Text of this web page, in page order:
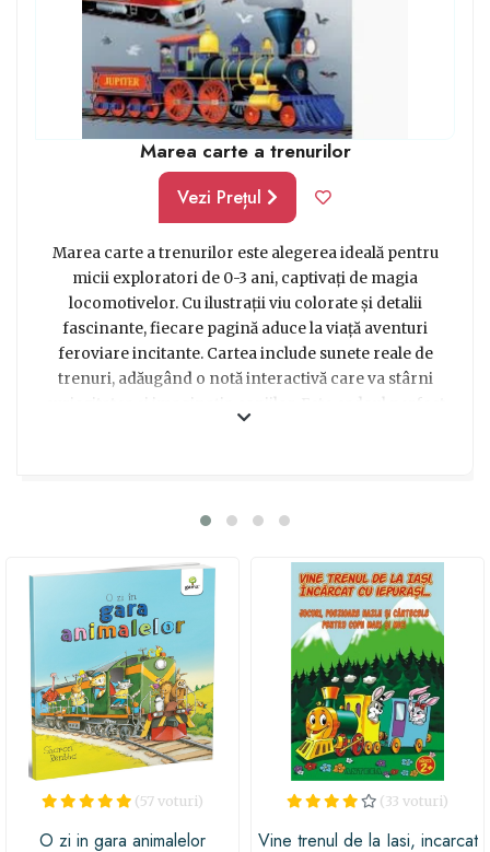
Însă sunt multe cărți cu trenuri și fără sunete și destul
de captivante și acestea, cu cifre, unele de desenat sau
de pictat.
Marea carte a trenurilor
Vezi Prețul
Marea carte a trenurilor este alegerea ideală pentru
micii exploratori de 0-3 ani, captivați de magia
locomotivelor. Cu ilustrații viu colorate și detalii
fascinante, fiecare pagină aduce la viață aventuri
feroviare incitante. Cartea include sunete reale de
trenuri, adăugând o notă interactivă care va stârni
curiozitatea și imaginația copiilor. Este cadoul perfect
celor mici.
(57 voturi)
O zi in gara animalelor
(33 voturi)
Vine trenul de la Iasi, incarcat